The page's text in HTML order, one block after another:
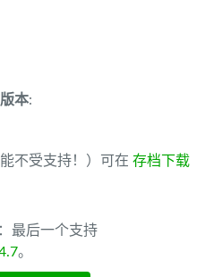
本:
不受支持！）可在 存档下载
最后一个支持
。